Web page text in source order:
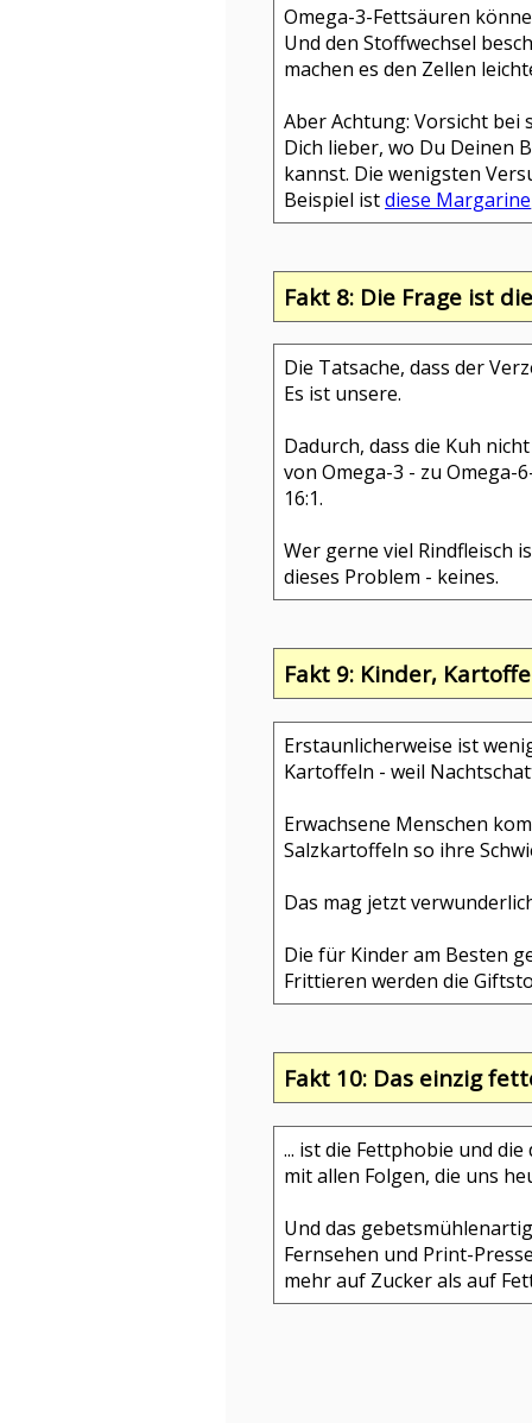
Omega-3-Fettsäuren
Und den Stoffwechsel
machen es den Zellen
Aber Achtung: Vorsicht
Dich lieber, wo Du Deinen
kannst. Die wenigsten
Beispiel istdiese Margarine
Fakt 8: Die Frage ist
Die Tatsache, dass der
Es ist unsere.
Dadurch, dass die Kuh
von Omega-3 - zu Omega-
16:1.
Wer gerne viel Rindfleisch
dieses Problem - keines.
Fakt 9: Kinder,
Erstaunlicherweise ist
Kartoffeln - weil
Erwachsene Menschen
Salzkartoffeln so ihre
Das mag jetzt
Die für Kinder am Besten
Frittieren werden die
Fakt 10: Das einzig
... ist die Fettphobie und
mit allen Folgen, die uns
Und das
Fernsehen und Print-
mehr auf Zucker als auf